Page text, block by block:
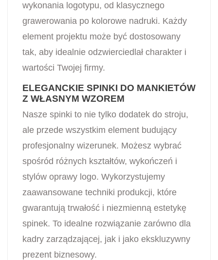
wykonania logotypu, od klasycznego
grawerowania po kolorowe nadruki. Każdy
element projektu może być dostosowany
tak, aby idealnie odzwierciedlał charakter i
wartości Twojej firmy.
ELEGANCKIE SPINKI DO MANKIETÓW
Z WŁASNYM WZOREM
Nasze spinki to nie tylko dodatek do stroju,
ale przede wszystkim element budujący
profesjonalny wizerunek. Możesz wybrać
spośród różnych kształtów, wykończeń i
stylów oprawy logo. Wykorzystujemy
zaawansowane techniki produkcji, które
gwarantują trwałość i niezmienną estetykę
spinek. To idealne rozwiązanie zarówno dla
kadry zarządzającej, jak i jako ekskluzywny
prezent biznesowy.